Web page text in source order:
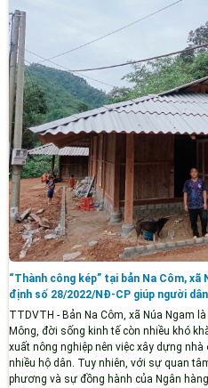
“Thành công kép” tại bản Na Côm, xã
định số 28/2022/NĐ-CP giúp người
TTDVTH - Bản Na Côm, xã Núa Ngam
Mông, đời sống kinh tế còn nhiều khó
xuất nông nghiệp nên việc xây dựng
nhiều hộ dân. Tuy nhiên, với sự quan
phương và sự đồng hành của Ngân